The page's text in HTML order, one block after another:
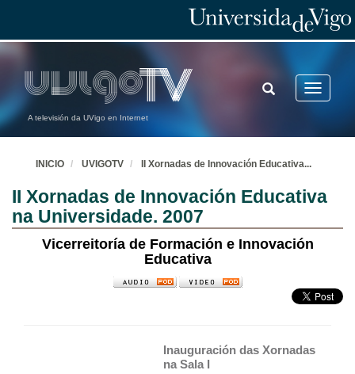
A televisión da UVigo en Internet
Toggle
TOGGLE
SEARCH
INICIO UVIGOTV II Xornadas de Innovación Educativa...
II Xornadas de Innovación Educativa
na Universidade. 2007
Vicerreitoría de Formación e Innovación
Educativa
Inauguración das Xornadas
na Sala I